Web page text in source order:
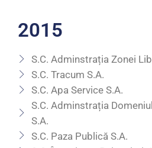
2015
S.C. Adminstrația Zonei
S.C. Tracum S.A.
S.C. Apa Service S.A.
S.C. Adminstrația
S.A.
S.C. Paza Publică S.A.